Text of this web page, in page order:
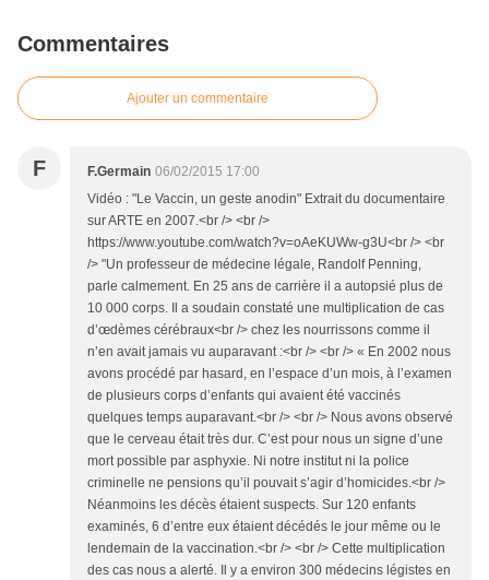
Commentaires
Ajouter un commentaire
F F.Germain 06/02/2015 17:00
Vidéo : "Le Vaccin, un geste anodin" Extrait du documentaire
sur ARTE en 2007.<br /> <br />
https://www.youtube.com/watch?v=oAeKUWw-g3U<br /> <br
/> "Un professeur de médecine légale, Randolf Penning,
parle calmement. En 25 ans de carrière il a autopsié plus de
10 000 corps. Il a soudain constaté une multiplication de cas
d’œdèmes cérébraux<br /> chez les nourrissons comme il
n’en avait jamais vu auparavant :<br /> <br /> « En 2002 nous
avons procédé par hasard, en l’espace d’un mois, à l’examen
de plusieurs corps d’enfants qui avaient été vaccinés
quelques temps auparavant.<br /> <br /> Nous avons observé
que le cerveau était très dur. C’est pour nous un signe d’une
mort possible par asphyxie. Ni notre institut ni la police
criminelle ne pensions qu’il pouvait s’agir d’homicides.<br />
Néanmoins les décès étaient suspects. Sur 120 enfants
examinés, 6 d’entre eux étaient décédés le jour même ou le
lendemain de la vaccination.<br /> <br /> Cette multiplication
des cas nous a alerté. Il y a environ 300 médecins légistes en